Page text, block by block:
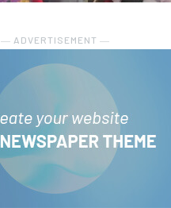
― ADVERTISEMENT ―